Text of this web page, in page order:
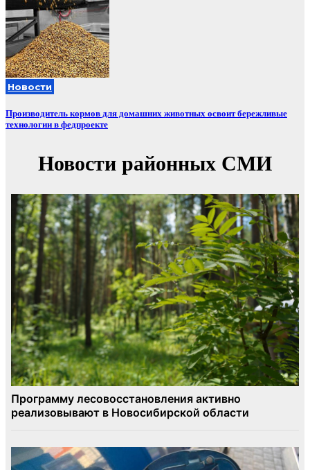
Новости
Производитель кормов для домашних животных освоит бережливые
технологии в федпроекте